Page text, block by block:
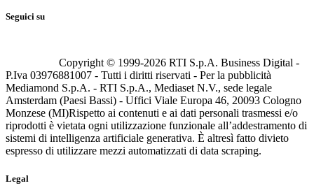
Seguici su
Copyright © 1999-2026 RTI S.p.A. Business Digital -
P.Iva 03976881007 - Tutti i diritti riservati - Per la pubblicità
Mediamond S.p.A. - RTI S.p.A., Mediaset N.V., sede legale
Amsterdam (Paesi Bassi) - Uffici Viale Europa 46, 20093 Cologno
Monzese (MI)Rispetto ai contenuti e ai dati personali trasmessi e/o
riprodotti è vietata ogni utilizzazione funzionale all’addestramento di
sistemi di intelligenza artificiale generativa. È altresì fatto divieto
espresso di utilizzare mezzi automatizzati di data scraping.
Legal